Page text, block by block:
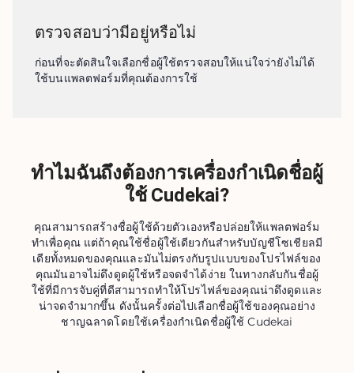
ตรวจสอบว่ามีอยู่หรือไม่
ก่อนที่จะตัดสินใจเลือกชื่อผู้ใช้ตรวจสอบให้แน่ใจว่ายังไม่ได้
ใช้บนแพลตฟอร์มที่คุณต้องการใช้
ทำไมฉันถึงต้องการเครื่องกำเนิดชื่อผู้
ใช้ Cudekai?
คุณสามารถสร้างชื่อผู้ใช้ด้วยตัวเองหรือปล่อยให้แพลตฟอร์ม
ทำเพื่อคุณ แต่ถ้าคุณใช้ชื่อผู้ใช้เดียวกันสำหรับบัญชีโซเชียลมี
เดียทั้งหมดของคุณและมันไม่ตรงกับรูปแบบของโปรไฟล์ของ
คุณมันอาจไม่ดึงดูดผู้ใช้หรือจดจำได้ง่าย ในทางกลับกันชื่อผู้
ใช้ที่มีการจับคู่ที่ดีสามารถทำให้โปรไฟล์ของคุณน่าดึงดูดและ
น่าจดจำมากขึ้น ดังนั้นครั้งต่อไปเลือกชื่อผู้ใช้ของคุณอย่าง
ชาญฉลาดโดยใช้เครื่องกำเนิดชื่อผู้ใช้ Cudekai